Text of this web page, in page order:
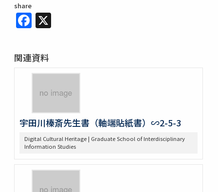
share
Facebook
関連資料
宇田川榛斎先生書（軸端貼紙書）∽2-5-3
Digital Cultural Heritage | Graduate School of Interdisciplinary
Information Studies